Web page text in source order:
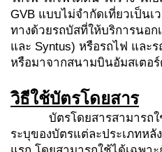
GVB แบบไม่จำกัดเที่ยวเป็นเ
ทางด้วยรถบัสที่ให้บริการนอก
และ Syntus) หรือรถไฟ และ
หรือมาจากสนามบินอัมสเตอ
วิธีใช้บัตรโดยสาร
บัตรโดยสารสามารถใช้
ระบุของบัตรแต่ละประเภทหลั